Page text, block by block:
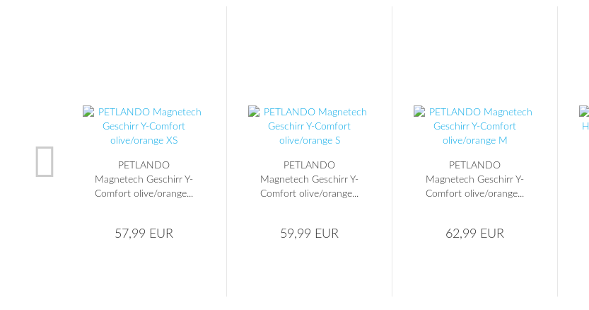
PETLANDO
Magnetech Geschirr Y-
Comfort olive/orange...
57,99 EUR
PETLANDO
Magnetech Geschirr Y-
Comfort olive/orange...
59,99 EUR
PETLANDO
Magnetech Geschirr Y-
Comfort olive/orange...
62,99 EUR